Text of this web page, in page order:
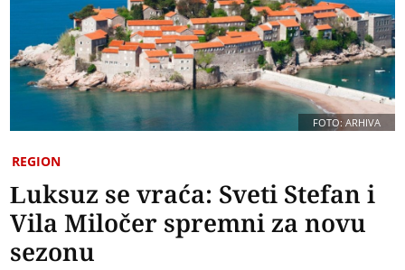
FOTO: ARHIVA
REGION
Luksuz se vraća: Sveti Stefan i
Vila Miločer spremni za novu
sezonu